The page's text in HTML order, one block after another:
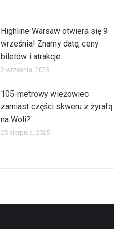
Highline Warsaw otwiera się 9
września! Znamy datę, ceny
biletów i atrakcje
2 września, 2025
105-metrowy wieżowiec
zamiast części skweru z żyrafą
na Woli?
25 sierpnia, 2025